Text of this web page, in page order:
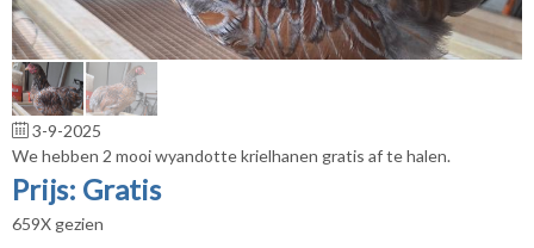
3-9-2025
We hebben 2 mooi wyandotte krielhanen gratis af te halen.
Prijs: Gratis
659X gezien